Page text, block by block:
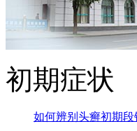
初期症状
如何辨别头癣初期段